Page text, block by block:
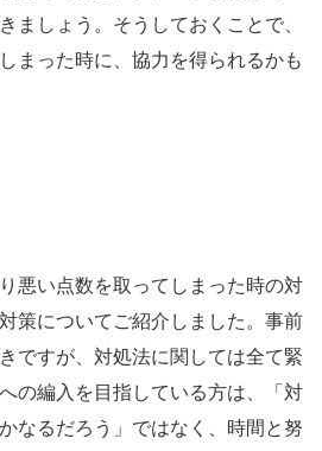
ましょう。そうしておくことで、
まった時に、協力を得られるかも
悪い点数を取ってしまった時の対
策についてご紹介しました。事前
ですが、対処法に関しては全て緊
の編入を目指している方は、「対
なるだろう」ではなく、時間と努